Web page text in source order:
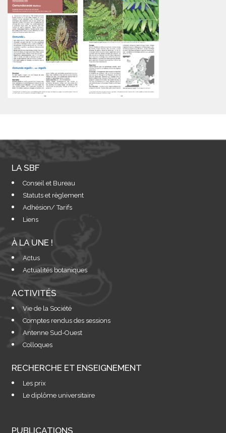
LA SBF
Conseil et Bureau
Statuts et règlement
Adhésion/ Tarifs
Liens
À LA UNE !
Actus
Actualités botaniques
ACTIVITÉS
Vie de la Société
Comptes rendus des sessions
Antenne Sud-Ouest
Colloques
RECHERCHE ET ENSEIGNEMENT
Les prix
Le diplôme universitaire
PUBLICATIONS